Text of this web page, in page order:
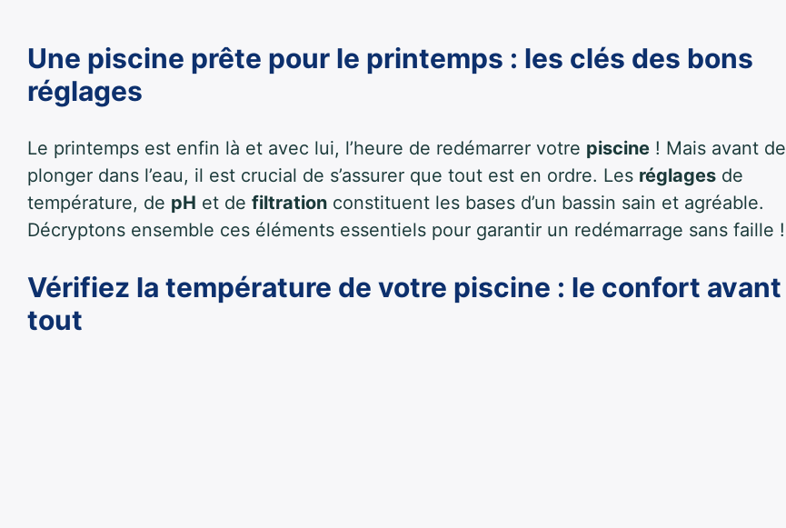
Une piscine prête pour le printemps : les clés des bons
réglages
Le printemps est enfin là et avec lui, l’heure de redémarrer votre piscine ! Mais avant de
plonger dans l’eau, il est crucial de s’assurer que tout est en ordre. Les réglages de
température, de pH et de filtration constituent les bases d’un bassin sain et agréable.
Décryptons ensemble ces éléments essentiels pour garantir un redémarrage sans faille !
Vérifiez la température de votre piscine : le confort avant
tout